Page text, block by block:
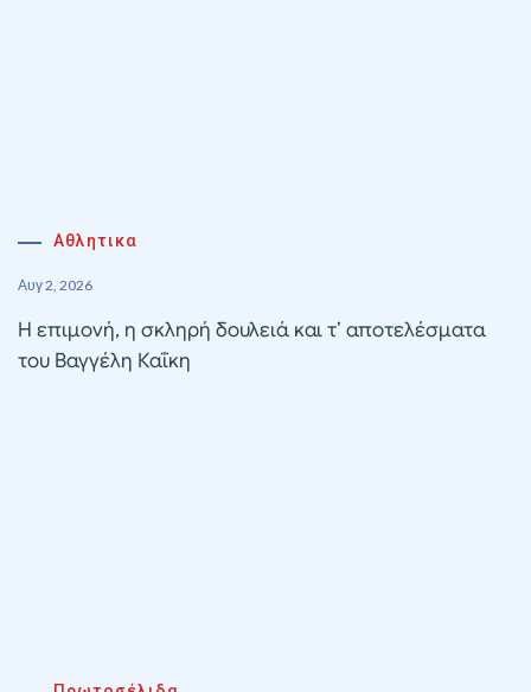
Αθλητικα
Αυγ 2, 2026
Η επιμονή, η σκληρή δουλειά και τ’ αποτελέσματα
του Βαγγέλη Καΐκη